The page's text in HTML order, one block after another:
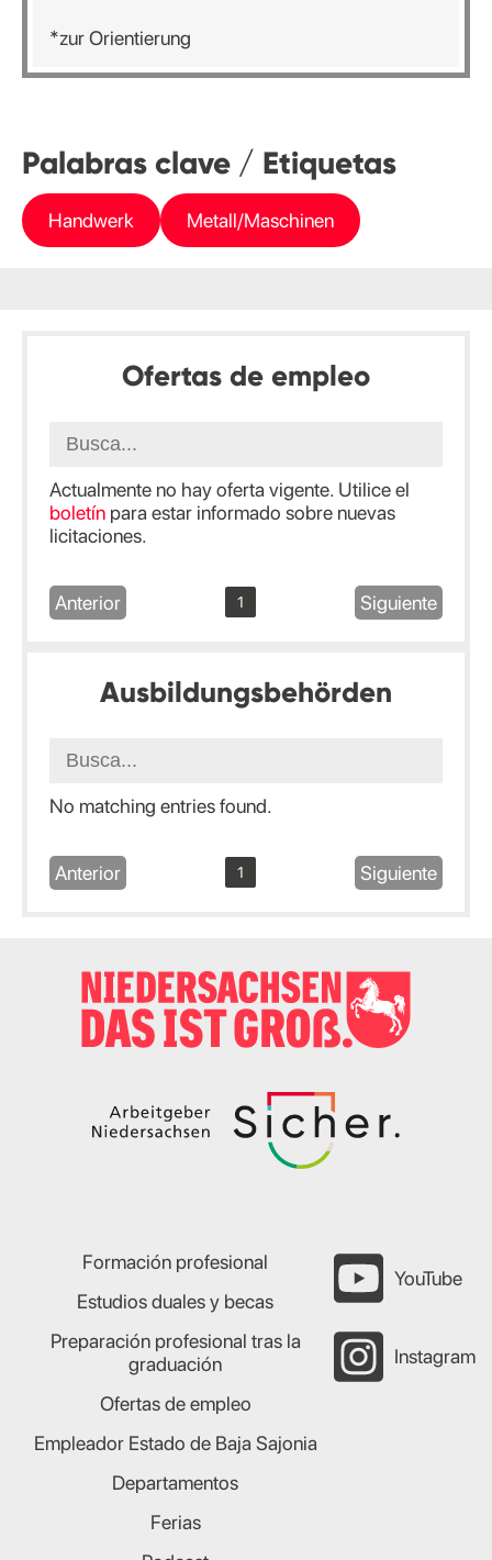
*zur Orientierung
Palabras clave / Etiquetas
Handwerk Metall/Maschinen
Ofertas de empleo
Actualmente no hay oferta vigente. Utilice el
boletín para estar informado sobre nuevas
licitaciones.
Anterior 1 Siguiente
Ausbildungsbehörden
No matching entries found.
Anterior 1 Siguiente
Formación profesional
Estudios duales y becas
Preparación profesional tras la
graduación
Ofertas de empleo
Empleador Estado de Baja Sajonia
Departamentos
Ferias
YouTube
Instagram